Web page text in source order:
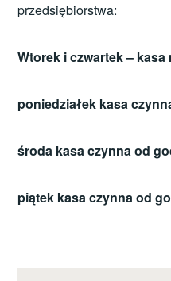
przedsiębiorstwa:
Wtorek i czwartek – kasa
poniedziałek kasa
środa kasa czynna od
piątek kasa czynna od